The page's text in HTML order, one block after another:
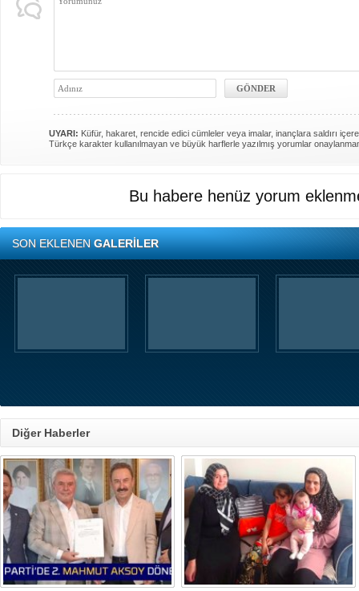
UYARI: Küfür, hakaret, rencide edici cümleler veya imalar, inançlara saldırı
Türkçe karakter kullanılmayan ve büyük harflerle yazılmış yorumlar
Bu habere henüz yorum
SON EKLENENGALERİLER
Diğer Haberler